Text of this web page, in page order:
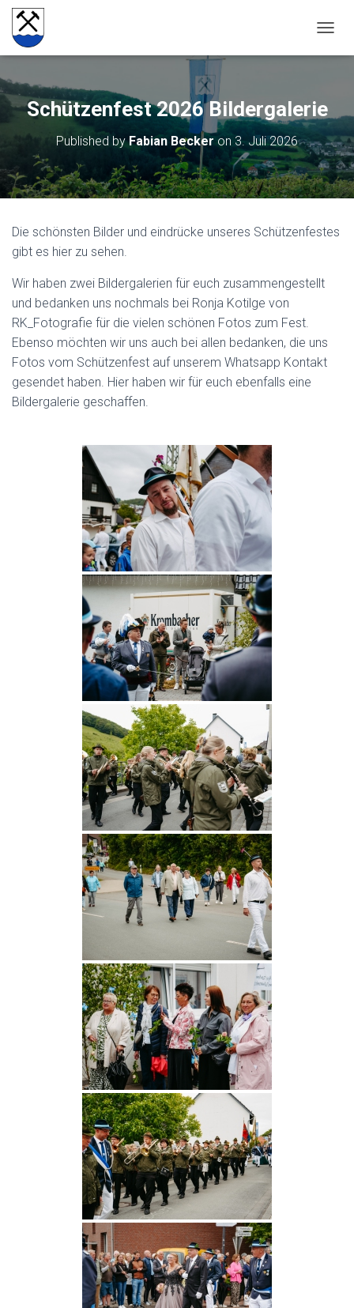
Schützenfest 2026 Bildergalerie
Published byFabian Becker on 3. Juli 2026
Die schönsten Bilder und eindrücke unseres Schützenfestes
gibt es hier zu sehen.
Wir haben zwei Bildergalerien für euch zusammengestellt
und bedanken uns nochmals bei Ronja Kotilge von
RK_Fotografie für die vielen schönen Fotos zum Fest.
Ebenso möchten wir uns auch bei allen bedanken, die uns
Fotos vom Schützenfest auf unserem Whatsapp Kontakt
gesendet haben. Hier haben wir für euch ebenfalls eine
Bildergalerie geschaffen.